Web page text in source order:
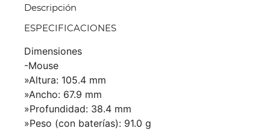
Descripción
ESPECIFICACIONES
Dimensiones
-Mouse
»Altura: 105.4 mm
»Ancho: 67.9 mm
»Profundidad: 38.4 mm
»Peso (con baterías): 91.0 g